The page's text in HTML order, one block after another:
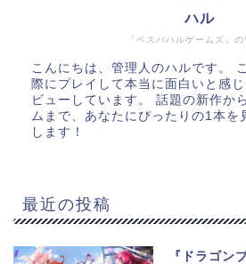
「ベスパハルゲームズ」の
ハル
こんにちは、管理人のハルです。
際にプレイして本当に面白いと感
ビューしています。 話題の新作か
ムまで、あなたにぴったりの1本を
します！
最近の投稿
『ドラゴン